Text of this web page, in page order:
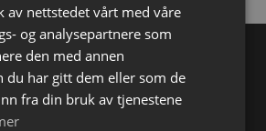
Varehus
av nettstedet vårt med våre
og analysepartnere som
den med annen
du har gitt dem eller som de
fra din bruk av tjenestene